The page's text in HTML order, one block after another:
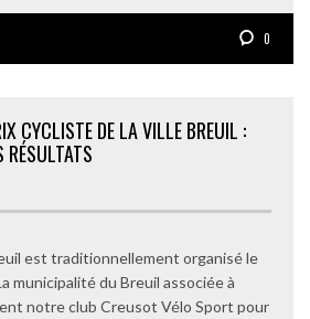
0
CYCLISTE DE LA VILLE BREUIL :
RÉSULTATS
est traditionnellement organisé le
municipalité du Breuil associée à
notre club Creusot Vélo Sport pour